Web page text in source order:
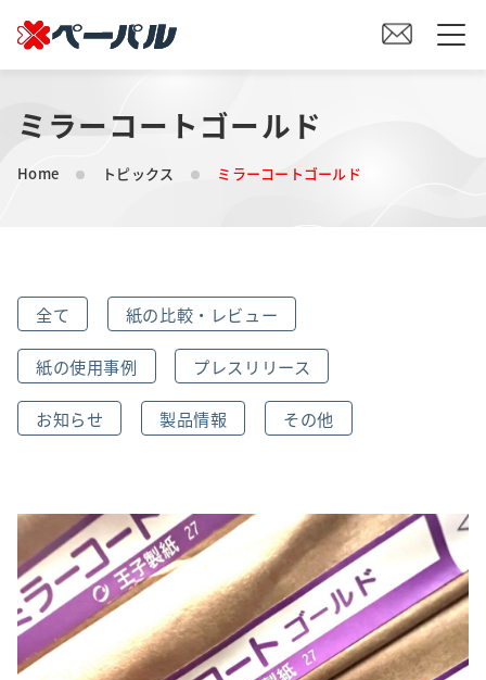
HOME
初めての方へ
オリジナル素材製造をご検討の方へ
会社案内
採用情報
トピックス
お問い合わせ・エントリー
ミラーコートゴールド
Home トピックス ミラーコートゴールド
全て 紙の比較・レビュー
紙の使用事例 プレスリリース
お知らせ 製品情報 その他